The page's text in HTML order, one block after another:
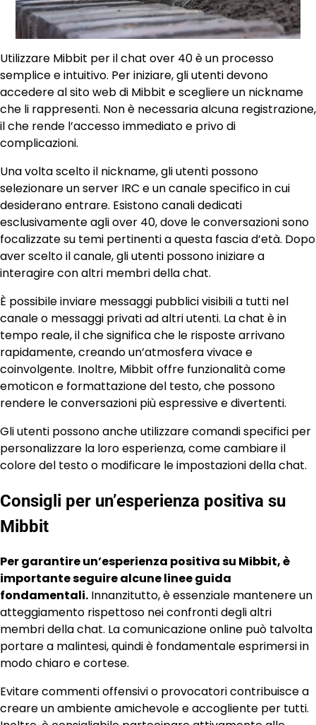
Utilizzare Mibbit per il chat over 40 è un processo
semplice e intuitivo. Per iniziare, gli utenti devono
accedere al sito web di Mibbit e scegliere un nickname
che li rappresenti. Non è necessaria alcuna registrazione,
il che rende l’accesso immediato e privo di
complicazioni.
Una volta scelto il nickname, gli utenti possono
selezionare un server IRC e un canale specifico in cui
desiderano entrare. Esistono canali dedicati
esclusivamente agli over 40, dove le conversazioni sono
focalizzate su temi pertinenti a questa fascia d’età. Dopo
aver scelto il canale, gli utenti possono iniziare a
interagire con altri membri della chat.
È possibile inviare messaggi pubblici visibili a tutti nel
canale o messaggi privati ad altri utenti. La chat è in
tempo reale, il che significa che le risposte arrivano
rapidamente, creando un’atmosfera vivace e
coinvolgente. Inoltre, Mibbit offre funzionalità come
emoticon e formattazione del testo, che possono
rendere le conversazioni più espressive e divertenti.
Gli utenti possono anche utilizzare comandi specifici per
personalizzare la loro esperienza, come cambiare il
colore del testo o modificare le impostazioni della chat.
Consigli per un’esperienza positiva su
Mibbit
Per garantire un’esperienza positiva su Mibbit, è
importante seguire alcune linee guida
fondamentali. Innanzitutto, è essenziale mantenere un
atteggiamento rispettoso nei confronti degli altri
membri della chat. La comunicazione online può talvolta
portare a malintesi, quindi è fondamentale esprimersi in
modo chiaro e cortese.
Evitare commenti offensivi o provocatori contribuisce a
creare un ambiente amichevole e accogliente per tutti.